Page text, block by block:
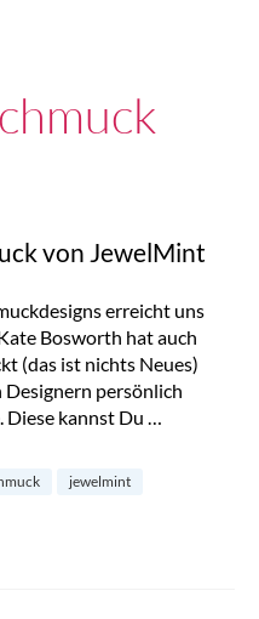
von JewelMint
erreicht uns
Bosworth hat auch
(das ist nichts Neues)
persönlich
Diese kannst Du …
JewelMint“
jewelmint